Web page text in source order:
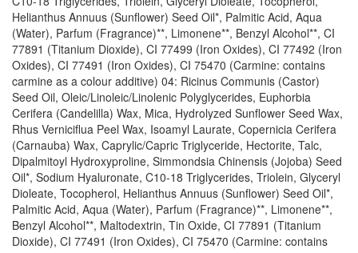
Helianthus Annuus (Sunflower) Seed Oil*, Palmitic Acid, Aqua
(Water), Parfum (Fragrance)**, Limonene**, Benzyl Alcohol**, CI
77891 (Titanium Dioxide), CI 77499 (Iron Oxides), CI 77492 (Iron
Oxides), CI 77491 (Iron Oxides), CI 75470 (Carmine: contains
carmine as a colour additive) 04: Ricinus Communis (Castor)
Seed Oil, Oleic/Linoleic/Linolenic Polyglycerides, Euphorbia
Cerifera (Candelilla) Wax, Mica, Hydrolyzed Sunflower Seed Wax,
Rhus Verniciflua Peel Wax, Isoamyl Laurate, Copernicia Cerifera
(Carnauba) Wax, Caprylic/Capric Triglyceride, Hectorite, Talc,
Dipalmitoyl Hydroxyproline, Simmondsia Chinensis (Jojoba) Seed
Oil*, Sodium Hyaluronate, C10-18 Triglycerides, Triolein, Glyceryl
Dioleate, Tocopherol, Helianthus Annuus (Sunflower) Seed Oil*,
Palmitic Acid, Aqua (Water), Parfum (Fragrance)**, Limonene**,
Benzyl Alcohol**, Maltodextrin, Tin Oxide, CI 77891 (Titanium
Dioxide), CI 77491 (Iron Oxides), CI 75470 (Carmine: contains